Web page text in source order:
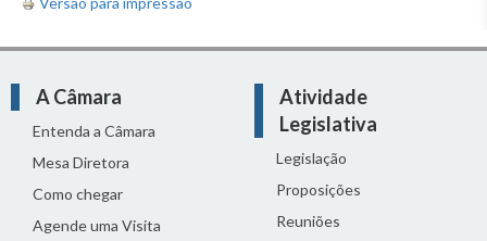
A Câmara
Entenda a Câmara
Mesa Diretora
Como chegar
Agende uma Visita
Atividade
Legislativa
Legislação
Proposições
Reuniões